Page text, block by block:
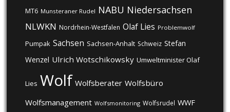
MT6 Munsteraner Rudel NABU Niedersachsen
NLWKN Nordrhein-Westfalen Olaf Lies Problemwolf
Pumpak Sachsen Sachsen-Anhalt Schweiz Stefan
Wenzel Ulrich Wotschikowsky Umweltminister Olaf
Lies Wolf Wolfsberater Wolfsbüro
Wolfsmanagement Wolfsmonitoring Wolfsrudel WWF